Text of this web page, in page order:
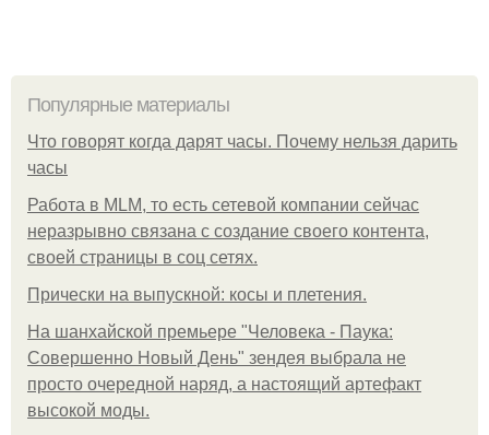
Популярные материалы
Что говорят когда дарят часы. Почему нельзя дарить
часы
Работа в MLM, то есть сетевой компании сейчас
неразрывно связана с создание своего контента,
своей страницы в соц сетях.
Прически на выпускной: косы и плетения.
На шанхайской премьере "Человека - Паука:
Совершенно Новый День" зендея выбрала не
просто очередной наряд, а настоящий артефакт
высокой моды.